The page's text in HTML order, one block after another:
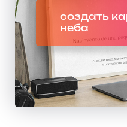
создать
неба